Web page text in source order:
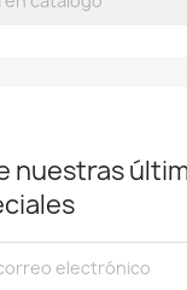
nuestras